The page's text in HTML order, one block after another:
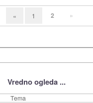
« 1 2 »
Vredno ogleda ...
Tema